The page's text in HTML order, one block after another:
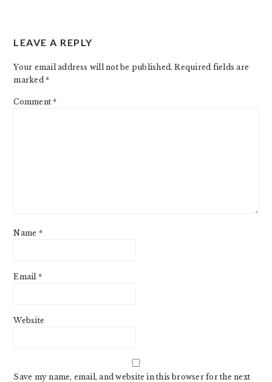
INTERACTIONS
LEAVE A REPLY
Your email address will not be published. Required fields are
marked*
Comment*
Name *
Email *
Website
Save my name, email, and website in this browser for the next